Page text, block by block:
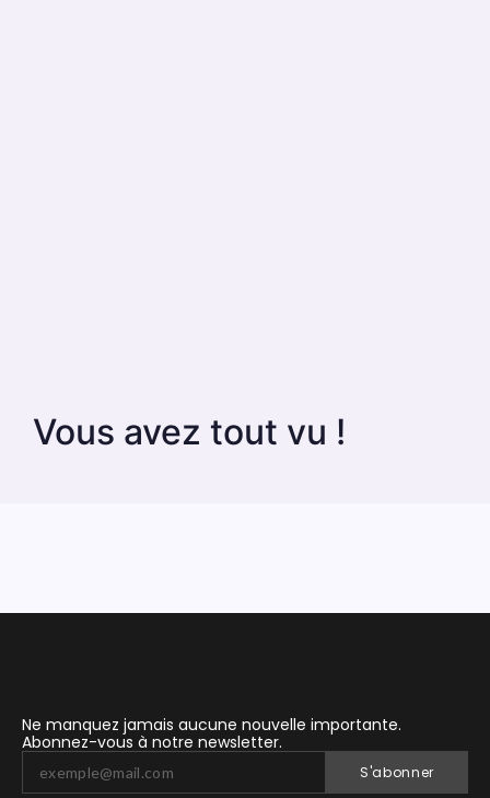
Vous avez tout vu !
Ne manquez jamais aucune nouvelle importante.
Abonnez-vous à notre newsletter.
S'abonner